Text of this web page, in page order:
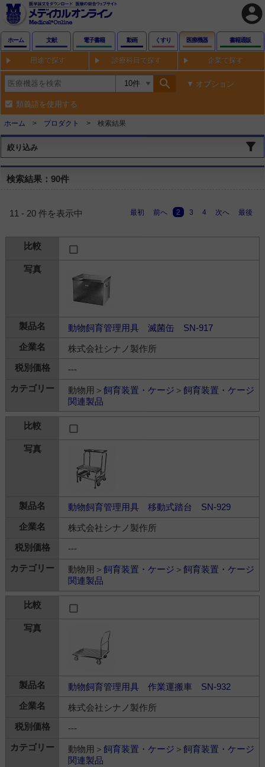
account_circle
ホーム 文献 電子書籍 動画 くすり 医療機器 書籍通販
用途で探す 診療科目で探す 企業で探す
search オプション
類義語を使用する
ホーム プロダクト 検索結果
絞り込み
検索結果：90件
11 - 20 件を表示中 最初 前へ 2 3 4 次へ 最後
動物飼育管理用具 滅菌缶 SN-917
株式会社シナノ製作所
---
動物用＞ 飼育装置・ケージ ＞ 飼育装置・ケージ
関連製品
動物飼育管理用具 移動式踏台 SN-929
株式会社シナノ製作所
---
動物用＞ 飼育装置・ケージ ＞ 飼育装置・ケージ
関連製品
動物飼育管理用具 作業運搬車 SN-932
株式会社シナノ製作所
---
動物用＞ 飼育装置・ケージ ＞ 飼育装置・ケージ
関連製品